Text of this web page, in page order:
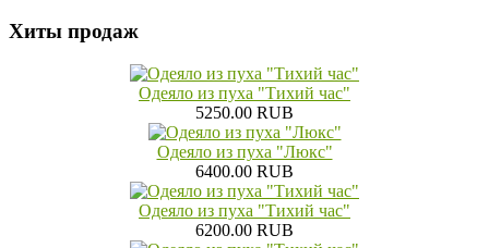
Хиты продаж
Одеяло из пуха "Тихий час"
5250.00 RUB
Одеяло из пуха "Люкс"
6400.00 RUB
Одеяло из пуха "Тихий час"
6200.00 RUB